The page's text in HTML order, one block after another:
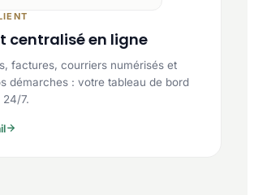
centralisé en ligne
factures, courriers numérisés et
démarches : votre tableau de bord
24/7.